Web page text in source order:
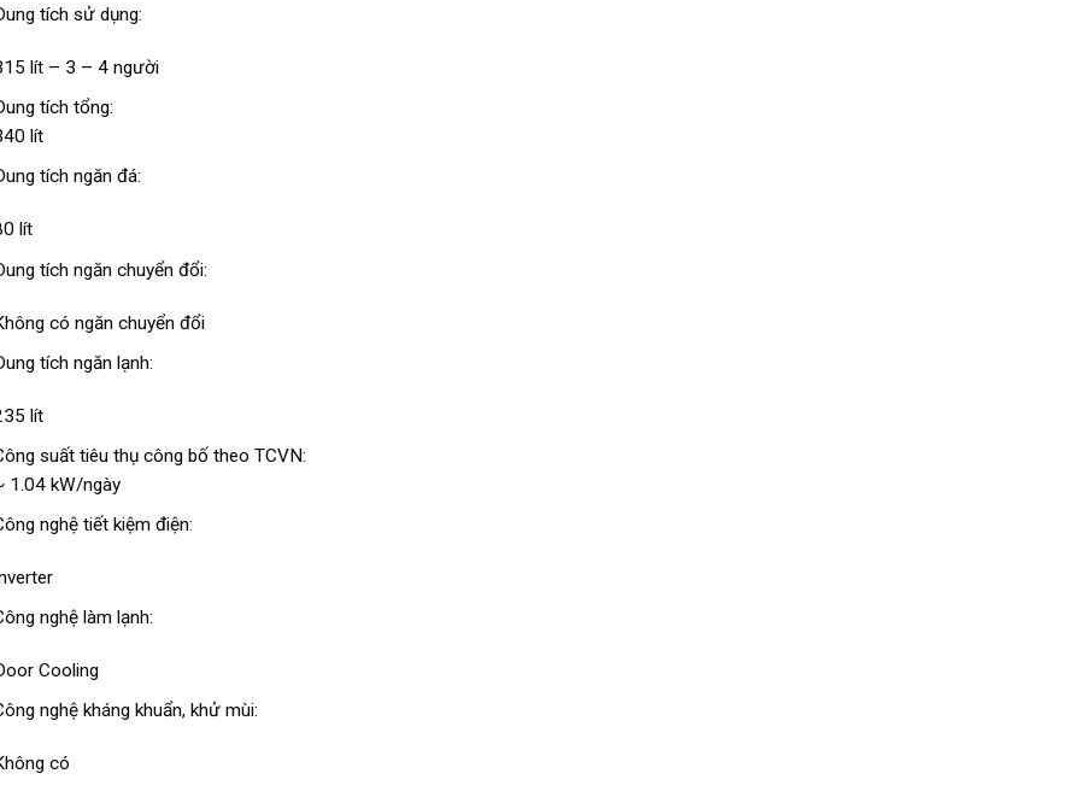
tích sử dụng:
lít – 3 – 4 người
tích tổng:
lít
tích ngăn đá:
lít
tích ngăn chuyển đổi:
có ngăn chuyển đổi
tích ngăn lạnh:
lít
suất tiêu thụ công bố theo TCVN:
1.04 kW/ngày
nghệ tiết kiệm điện:
nghệ làm lạnh:
Cooling
nghệ kháng khuẩn, khử mùi:
có